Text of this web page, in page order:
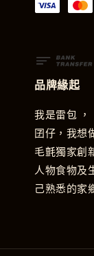
品牌緣起
我是雷包 ，
囝仔，我想
毛氈獨家創
人物食物及
己熟悉的家